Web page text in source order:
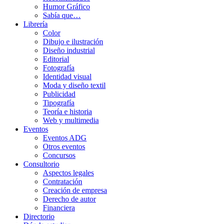
Humor Gráfico
Sabía que…
Librería
Color
Dibujo e ilustración
Diseño industrial
Editorial
Fotografía
Identidad visual
Moda y diseño textil
Publicidad
Tipografía
Teoría e historia
Web y multimedia
Eventos
Eventos ADG
Otros eventos
Concursos
Consultorio
Aspectos legales
Contratación
Creación de empresa
Derecho de autor
Financiera
Directorio